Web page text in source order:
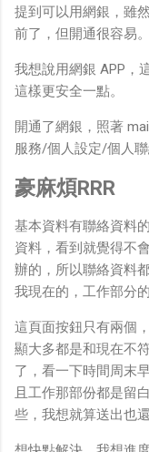
提到可以用網銀，雖
前了，但開通很容易。
我想說用網銀 APP，
這樣更安全一點。
開通了網銀，照著
服務/個人設定/個人
豪麻煩RRR
基本資料有聯絡資料
資料，看到就覺得不
辦的，所以聯絡資料
我現在的，工作部分
這頁面按鈕只有兩個
顯大多都是和現在不
了，看一下時間周末
且工作那部份都是留
些，我想就算送出也